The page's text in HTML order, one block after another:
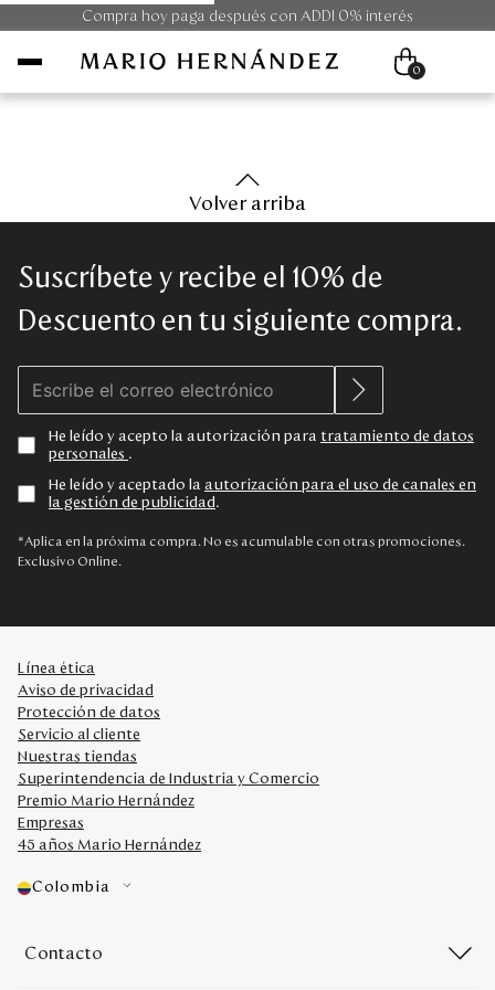
Compra hoy paga después con ADDI 0% interés
Hombre
Unisex
Colecciones
Outlet
Disney
Servicio al cliente
Nuestras Tiendas
Colombia
Panamá
0
Volver arriba
Suscríbete y recibe el 10% de
Descuento en tu siguiente compra.
He leído y acepto la autorización para tratamiento de datos
personales .
He leído y aceptado la autorización para el uso de canales en
la gestión de publicidad .
*Aplica en la próxima compra. No es acumulable con otras promociones.
Exclusivo Online.
Línea ética
Aviso de privacidad
Protección de datos
Servicio al cliente
Nuestras tiendas
Superintendencia de Industria y Comercio
Premio Mario Hernández
Empresas
45 años Mario Hernández
Colombia
Contacto